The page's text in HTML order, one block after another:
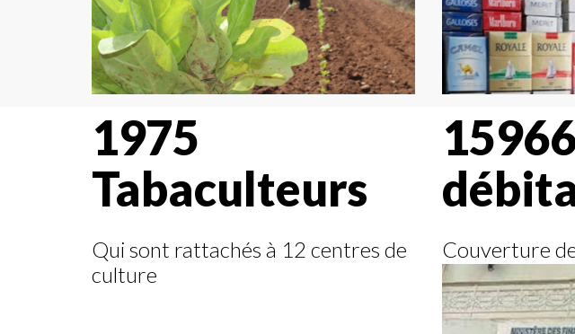
1975
Tabaculteurs
Qui sont rattachés à 12 centres de
culture
Couverture